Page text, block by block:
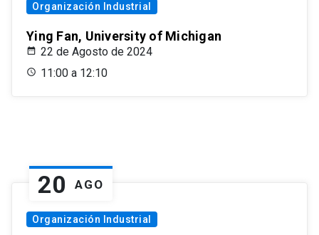
Organización Industrial
Ying Fan, University of Michigan
22 de Agosto de 2024
11:00 a 12:10
20 AGO
Organización Industrial